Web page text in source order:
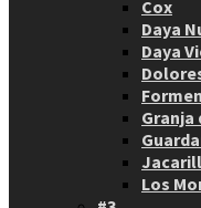
Cox
Daya
Daya
Granja
Los